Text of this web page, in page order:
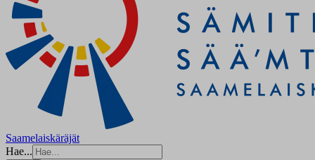
Saamelaiskäräjät
Hae...